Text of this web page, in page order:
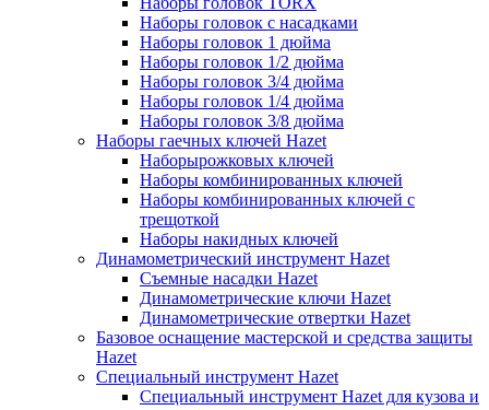
Наборы головок с насадками
Наборы головок 1 дюйма
Наборы головок 1/2 дюйма
Наборы головок 3/4 дюйма
Наборы головок 1/4 дюйма
Наборы головок 3/8 дюйма
Наборы гаечных ключей Hazet
Наборырожковых ключей
Наборы комбинированных ключей
Наборы комбинированных ключей с
трещоткой
Наборы накидных ключей
Динамометрический инструмент Hazet
Съемные насадки Hazet
Динамометрические ключи Hazet
Динамометрические отвертки Hazet
Базовое оснащение мастерской и средства защиты
Hazet
Специальный инструмент Hazet
Специальный инструмент Hazet для кузова и